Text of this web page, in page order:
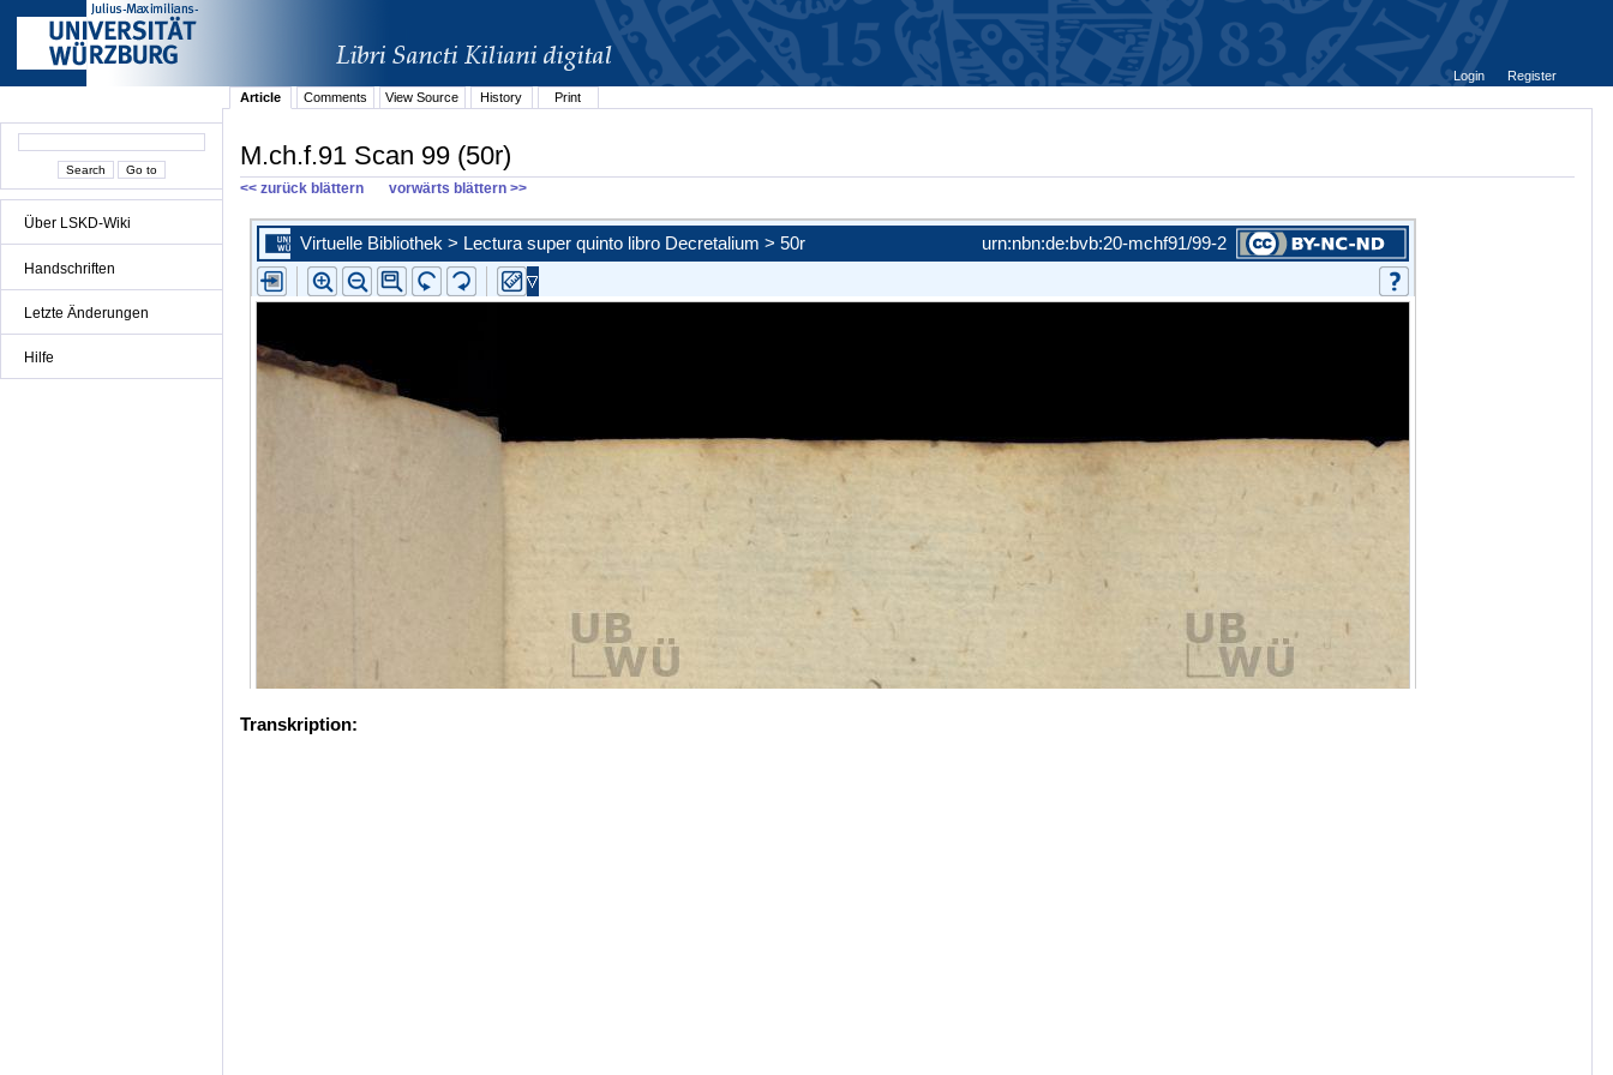
Über LSKD-Wiki
Handschriften
Letzte Änderungen
Hilfe
Login
Register
Article
Comments View Source History Print
M.ch.f.91 Scan 99 (50r)
<< zurück blättern vorwärts blättern >>
Transkription: